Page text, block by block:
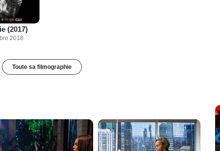
(2017)
2018
Toute sa filmographie